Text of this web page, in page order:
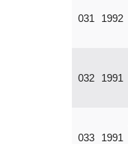
031 1992
032 1991
033 1991